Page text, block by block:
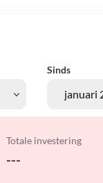
Sinds
Totale investering
---